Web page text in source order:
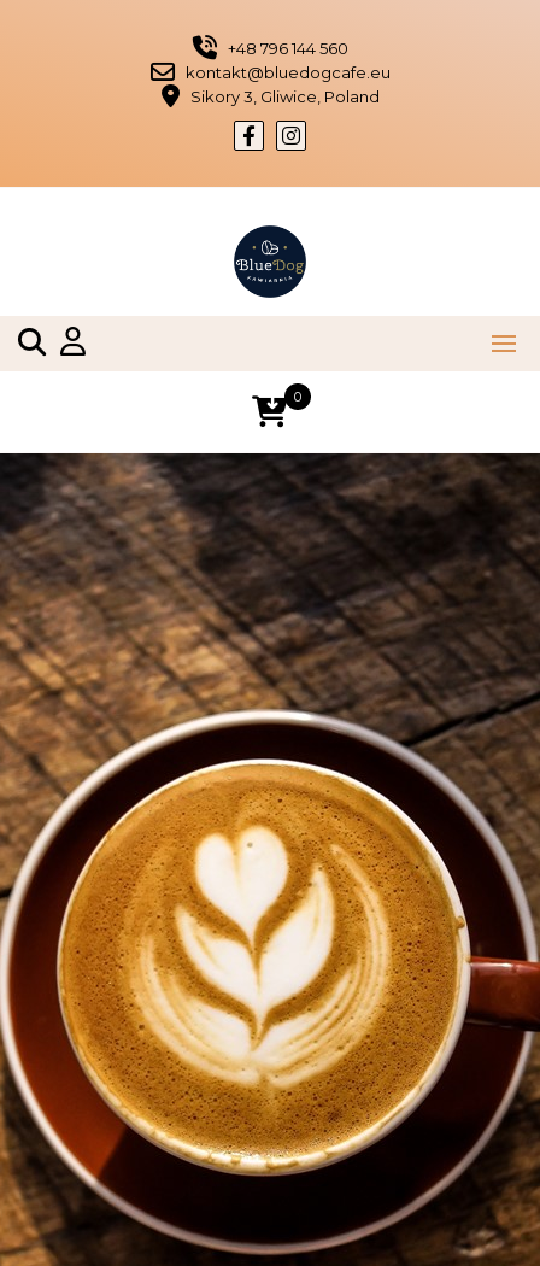
+48 796 144 560
kontakt@bluedogcafe.eu
Sikory 3, Gliwice, Poland
0